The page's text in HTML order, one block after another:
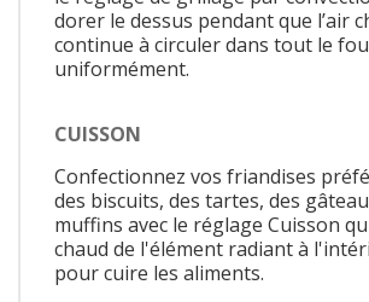
dorer le dessus pendant que l’air
continue à circuler dans tout le
uniformément.
CUISSON
Confectionnez vos friandises
des biscuits, des tartes, des
muffins avec le réglage Cuisson
chaud de l'élément radiant à
pour cuire les aliments.